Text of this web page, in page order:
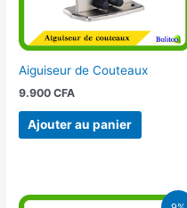
Aiguiseur de Couteaux
9.900CFA
Ajouter au panier
Le
Le